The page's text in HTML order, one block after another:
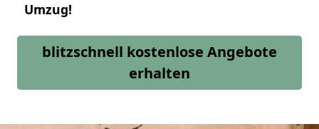
Umzug!
blitzschnell kostenlose Angebote
erhalten